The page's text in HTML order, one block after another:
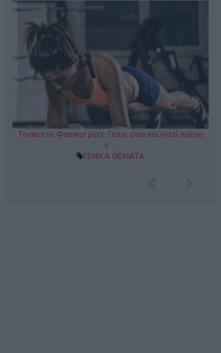
Τονικοί vs Φασικοί μύες: Ποιοι είναι και γιατί πρέπει
ν…
ΓΕΝΙΚΑ ΘΕΜΑΤΑ